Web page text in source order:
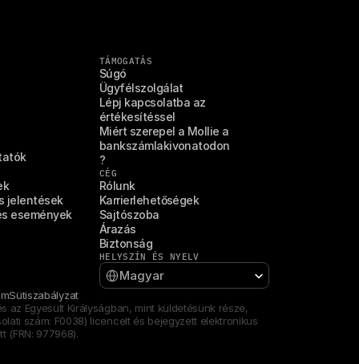
jelentések
események
TÁMOGATÁS
Súgó
Ügyfélszolgálat
Lépj kapcsolatba az
értékesítéssel
Miért szerepel a Mollie a
bankszámlakivonatodon
?
CÉG
Rólunk
Karrierlehetőségek
Sajtószoba
Árazás
Biztonság
HELYSZÍN ÉS NYELV
Select Language
Magyar
Sütiszabályzat
Egyesült Királyságban, mint küldetésünk része,
szám: F0038) licencelt és bejegyzett elektronikus
(FRN: 977968).